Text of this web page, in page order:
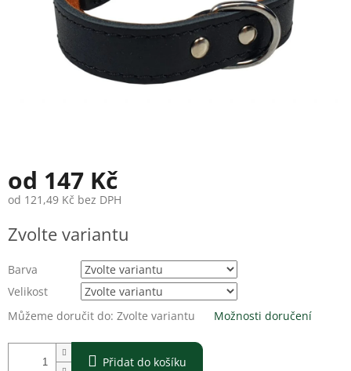
od 147 Kč
od 121,49 Kč bez DPH
cena:
Zvolte variantu
Barva
Velikost
Můžeme doručit do: Zvolte variantu Možnosti doručení
Přidat do košíku